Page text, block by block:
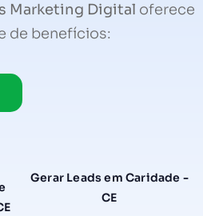
Marketing Digital oferece
de benefícios:
Gerar Leads em Caridade -
CE